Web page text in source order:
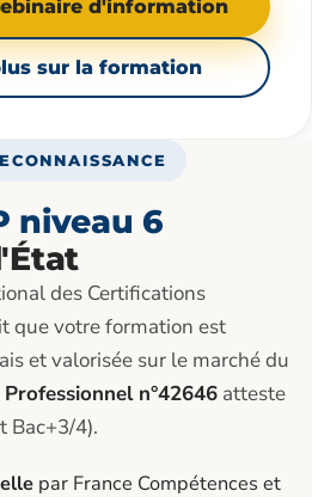
d'information
sur la formation
niveau 6
des Certifications
que votre formation est
et valorisée sur le marché du
Professionnel n°42646 atteste
Bac+3/4).
par France Compétences et